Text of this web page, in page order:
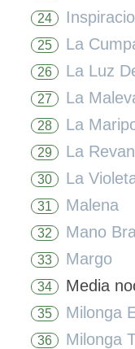
24
25 La
26 La Luz
27 La
28 La
29 La
30 La
31 Malena
32 Mano
33 Margo
34 Media
35 Milonga
36 Milonga